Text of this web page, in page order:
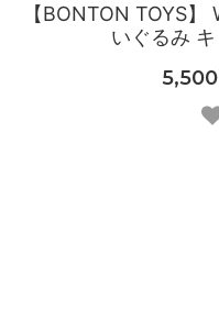
【BONTON TOYS
いぐるみ